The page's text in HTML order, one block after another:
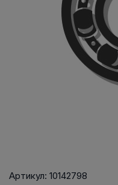
Артикул: 10142798